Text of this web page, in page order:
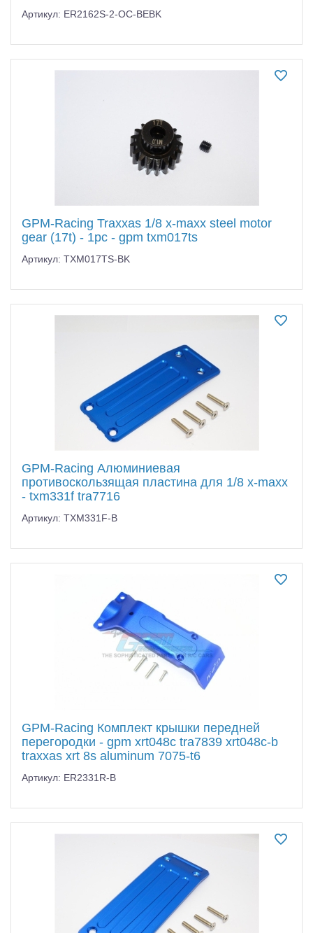
Артикул: ER2162S-2-OC-BEBK
GPM-Racing Traxxas 1/8 x-maxx steel motor
gear (17t) - 1pc - gpm txm017ts
Артикул: TXM017TS-BK
GPM-Racing Алюминиевая
противоскользящая пластина для 1/8 x-maxx
- txm331f tra7716
Артикул: TXM331F-B
GPM-Racing Комплект крышки передней
перегородки - gpm xrt048c tra7839 xrt048c-b
traxxas xrt 8s aluminum 7075-t6
Артикул: ER2331R-B